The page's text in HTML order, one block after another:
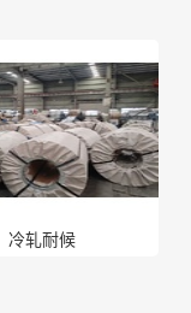
冷轧耐候